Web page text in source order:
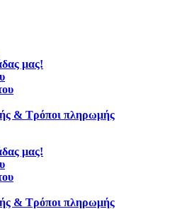
μας!
& Τρόποι πληρωμής
μας!
& Τρόποι πληρωμής